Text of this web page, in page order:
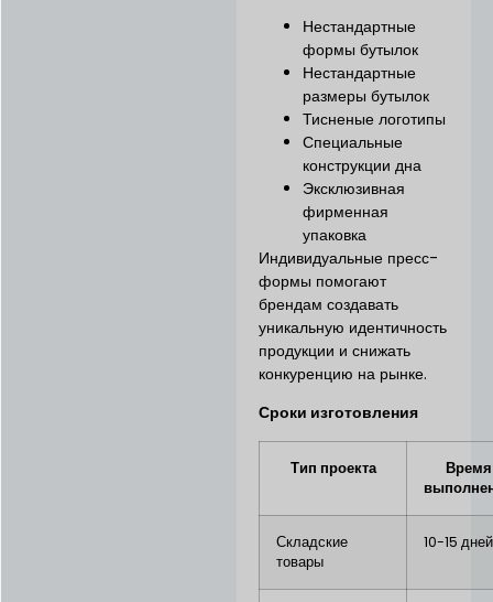
Нестандартные
формы бутылок
Нестандартные
размеры бутылок
Тисненые логотипы
Специальные
конструкции дна
Эксклюзивная
фирменная
упаковка
Индивидуальные пресс-
формы помогают
брендам создавать
уникальную идентичность
продукции и снижать
конкуренцию на рынке.
Сроки изготовления
Тип проекта
Время
Складские
товары
10-15 дней